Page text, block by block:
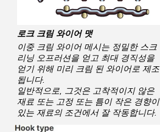
로크 크림 와이어 맷
이중 크림 와이어 메시는 정밀한 스크
리닝 오프러션을 얻고 최대 경직성을
얻기 위해 미리 크림 된 와이어로 제조
됩니다.
일반적으로, 그것은 고착적이지 않은
재료 또는 고정 또는 틈이 작은 경향이
있는 재료의 조건에서 잘 작동합니다.